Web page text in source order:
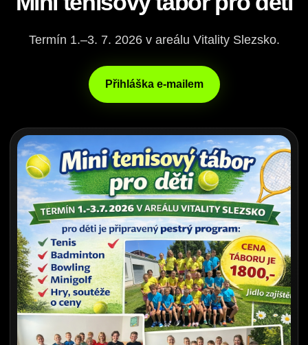
Termín 1.–3. 7. 2026 v areálu Vitality Slezsko.
Přihláška e-mailem